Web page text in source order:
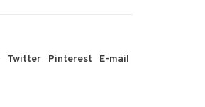
Twitter Pinterest E-mail